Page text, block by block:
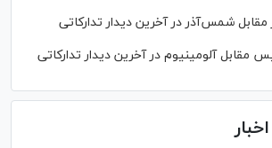
مقابل شمس‌آذر در آخرین دیدار تدارکاتی
مقابل آلومینیوم در آخرین دیدار تدارکاتی